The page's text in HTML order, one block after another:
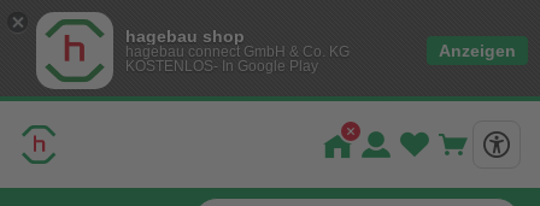
hagebau shop
hagebau connect GmbH & Co. KG
KOSTENLOS- In Google Play
Anzeigen